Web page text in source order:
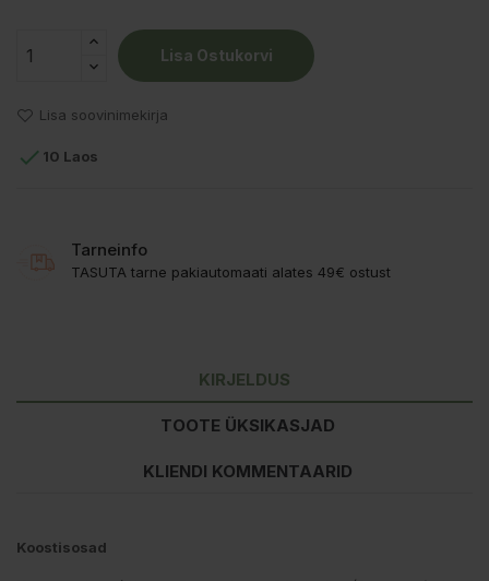
Lisa Ostukorvi
Lisa soovinimekirja
 10 Laos
Tarneinfo
TASUTA tarne pakiautomaati alates 49€ ostust
KIRJELDUS
TOOTE ÜKSIKASJAD
KLIENDI KOMMENTAARID
Koostisosad